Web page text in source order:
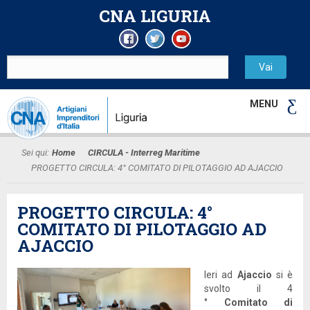
CNA LIGURIA
MENU
Sei qui: Home
CIRCULA - Interreg Maritime
PROGETTO CIRCULA: 4° COMITATO DI PILOTAGGIO AD AJACCIO
PROGETTO CIRCULA: 4°
COMITATO DI PILOTAGGIO AD
AJACCIO
Ieri ad Ajaccio si è
svolto il 4
° Comitato di